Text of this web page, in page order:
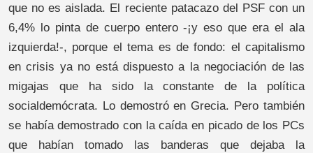
que no es aislada. El reciente patacazo del PSF con un
6,4% lo pinta de cuerpo entero -¡y eso que era el ala
izquierda!-, porque el tema es de fondo: el capitalismo
en crisis ya no está dispuesto a la negociación de las
migajas que ha sido la constante de la política
socialdemócrata. Lo demostró en Grecia. Pero también
se había demostrado con la caída en picado de los PCs
que habían tomado las banderas que dejaba la